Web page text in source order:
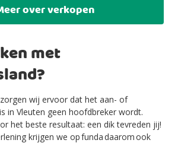
over verkopen
met
wij ervoor dat het aan- of
in Vleuten geen hoofdbreker wordt.
het beste resultaat: een dik tevreden jij!
krijgen we op funda daarom ook